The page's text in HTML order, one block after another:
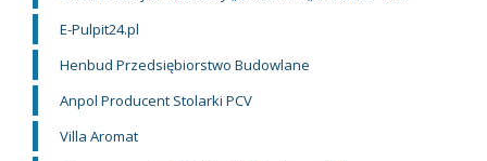
E-Pulpit24.pl
Henbud Przedsiębiorstwo Budowlane
Anpol Producent Stolarki PCV
Villa Aromat